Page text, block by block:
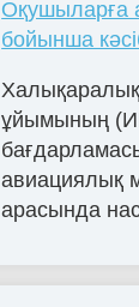
Оқушыларға
бойынша
ұйымының
авиациялық
арасында